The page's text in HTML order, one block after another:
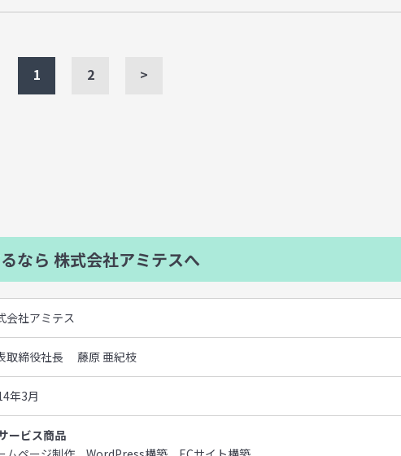
1 2 >
なら 株式会社アミテスへ
会社アミテス
取締役社長 藤原 亜紀枝
年3月
ービス商品